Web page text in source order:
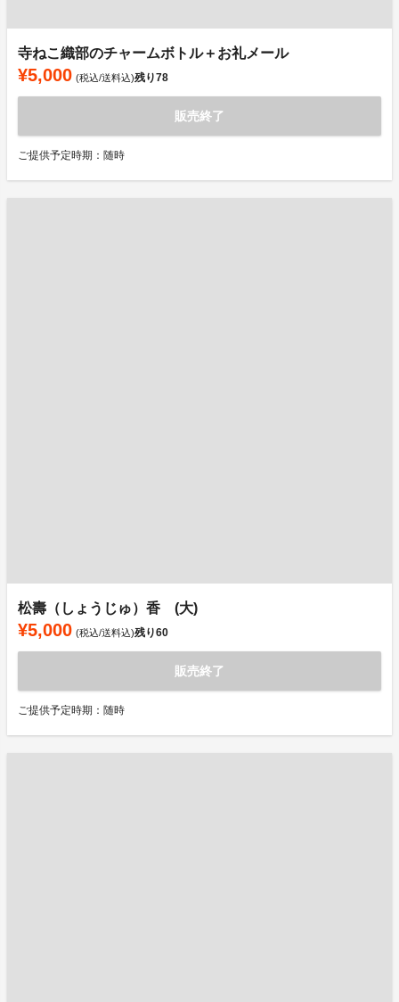
寺ねこ織部のチャームボトル＋お礼メール
¥5,000 (税込/送料込)残り78
販売終了
ご提供予定時期：随時
松壽（しょうじゅ）香 (大)
¥5,000 (税込/送料込)残り60
販売終了
ご提供予定時期：随時